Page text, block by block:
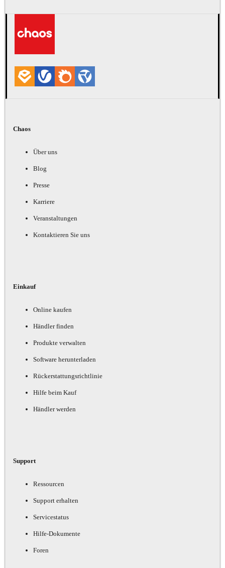
Chaos
Über uns
Blog
Presse
Karriere
Veranstaltungen
Kontaktieren Sie uns
Einkauf
Online kaufen
Händler finden
Produkte verwalten
Software herunterladen
Rückerstattungsrichtlinie
Hilfe beim Kauf
Händler werden
Support
Ressourcen
Support erhalten
Servicestatus
Hilfe-Dokumente
Foren